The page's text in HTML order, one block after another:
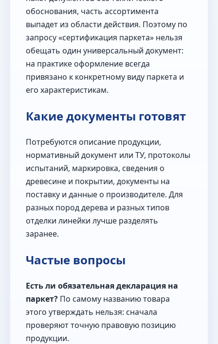
обоснования, часть ассортимента
выпадет из области действия. Поэтому по
запросу «сертификация паркета» нельзя
обещать один универсальный документ:
на практике оформление всегда
привязано к конкретному виду паркета и
его характеристикам.
Какие документы готовят
Потребуются описание продукции,
нормативный документ или ТУ, протоколы
испытаний, маркировка, сведения о
древесине и покрытии, документы на
поставку и данные о производителе. Для
разных пород дерева и разных типов
отделки линейки лучше разделять
заранее.
Частые вопросы
Есть ли обязательная декларация на
паркет? По самому названию товара
этого утверждать нельзя: сначала
проверяют точную правовую позицию
продукции.